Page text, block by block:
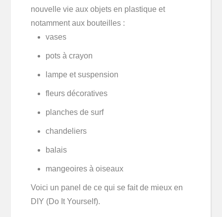
nouvelle vie aux objets en plastique et
notamment aux bouteilles :
vases
pots à crayon
lampe et suspension
fleurs décoratives
planches de surf
chandeliers
balais
mangeoires à oiseaux
Voici un panel de ce qui se fait de mieux en
DIY (Do It Yourself).